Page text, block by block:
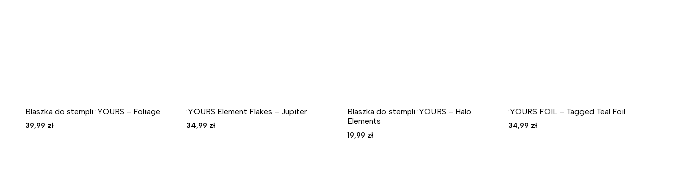
Blaszka do stempli :YOURS – Foliage
39,99 zł
:YOURS Element Flakes – Jupiter
34,99 zł
Blaszka do stempli :YOURS – Halo
Elements
19,99 zł
:YOURS FOIL – Tagged Teal Foil
34,99 zł